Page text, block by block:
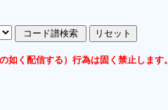
く配信する）行為は固く禁止します。